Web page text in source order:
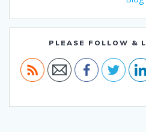
PLEASE FOLLOW &